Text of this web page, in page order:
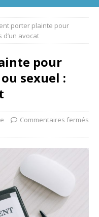
porter plainte pour
avocat
pour
sexuel :
Commentaires fermés